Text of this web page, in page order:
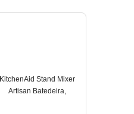
KitchenAid Stand Mixer
Artisan Batedeira,